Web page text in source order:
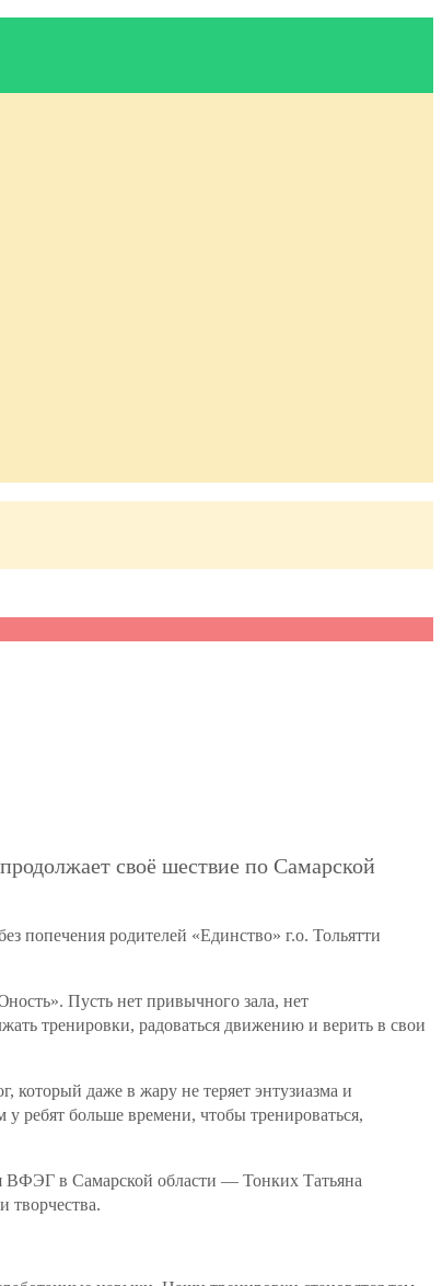
своё шествие по Самарской
попечения родителей «Единство» г.о. Тольятти
Пусть нет привычного зала, нет
тренировки, радоваться движению и верить в свои
даже в жару не теряет энтузиазма и
ребят больше времени, чтобы тренироваться,
ВФЭГ в Самарской области — Тонких Татьяна
творчества.